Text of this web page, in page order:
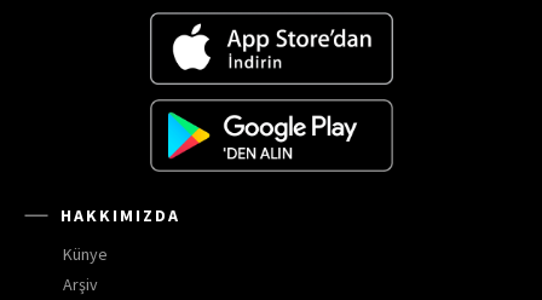
HAKKIMIZDA
Künye
Arşiv